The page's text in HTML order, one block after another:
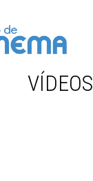
VÍDEOS